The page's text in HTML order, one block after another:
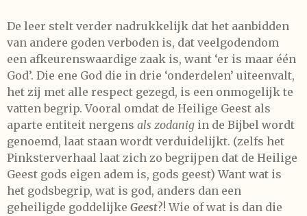
De leer stelt verder nadrukkelijk dat het aanbidden
van andere goden verboden is, dat veelgodendom
een afkeurenswaardige zaak is, want ‘er is maar één
God’. Die ene God die in drie ‘onderdelen’ uiteenvalt,
het zij met alle respect gezegd, is een onmogelijk te
vatten begrip. Vooral omdat de Heilige Geest als
aparte entiteit nergens als zodanig in de Bijbel wordt
genoemd, laat staan wordt verduidelijkt. (zelfs het
Pinksterverhaal laat zich zo begrijpen dat de Heilige
Geest gods eigen adem is, gods geest) Want wat is
het godsbegrip, wat is god, anders dan een
geheiligde goddelijke Geest?! Wie of wat is dan die